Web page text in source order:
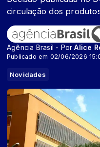
circulação dos
Agência Brasil - PorAlice
Publicado em 02/06/2026
Novidades